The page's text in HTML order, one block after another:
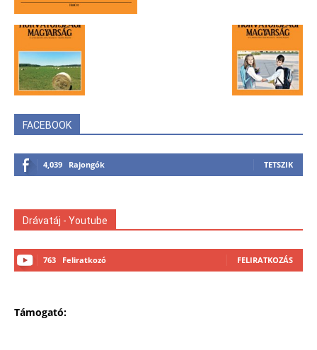
FACEBOOK
4,039 Rajongók TETSZIK
Drávatáj - Youtube
763 Feliratkozó FELIRATKOZÁS
Támogató: